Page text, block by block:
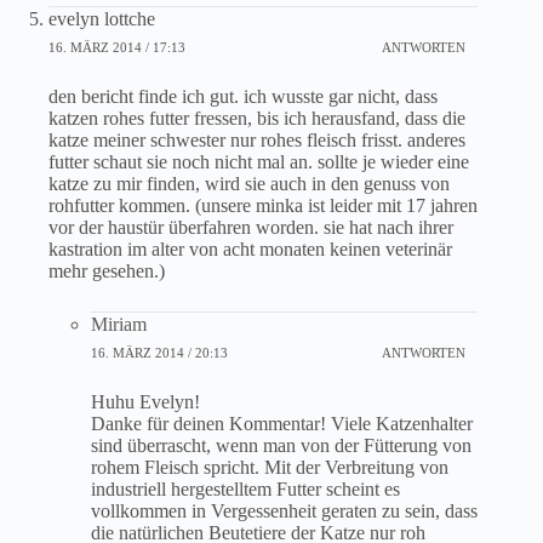
evelyn lottche
16. MÄRZ 2014 / 17:13 ANTWORTEN
den bericht finde ich gut. ich wusste gar nicht, dass
katzen rohes futter fressen, bis ich herausfand, dass die
katze meiner schwester nur rohes fleisch frisst. anderes
futter schaut sie noch nicht mal an. sollte je wieder eine
katze zu mir finden, wird sie auch in den genuss von
rohfutter kommen. (unsere minka ist leider mit 17 jahren
vor der haustür überfahren worden. sie hat nach ihrer
kastration im alter von acht monaten keinen veterinär
mehr gesehen.)
Miriam
16. MÄRZ 2014 / 20:13 ANTWORTEN
Huhu Evelyn!
Danke für deinen Kommentar! Viele Katzenhalter
sind überrascht, wenn man von der Fütterung von
rohem Fleisch spricht. Mit der Verbreitung von
industriell hergestelltem Futter scheint es
vollkommen in Vergessenheit geraten zu sein, dass
die natürlichen Beutetiere der Katze nur roh